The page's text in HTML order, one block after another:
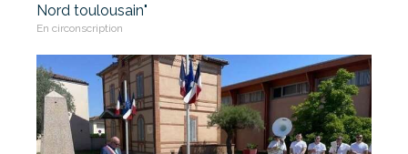
Nord toulousain"
En circonscription